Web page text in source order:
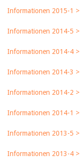
Informationen 2015-1 >
Informationen 2014-5 >
Informationen 2014-4 >
Informationen 2014-3 >
Informationen 2014-2 >
Informationen 2014-1 >
Informationen 2013-5 >
Informationen 2013-4 >